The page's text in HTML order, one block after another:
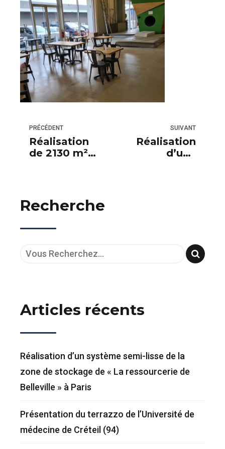
PRÉCÉDENT
Réalisation
de 2130 m²
de la base
logistique de
SUIVANT
Réalisation
d’une
Recherche
Articles récents
Réalisation d’un système semi-lisse de la
zone de stockage de « La ressourcerie de
Belleville » à Paris
Présentation du terrazzo de l’Université de
médecine de Créteil (94)